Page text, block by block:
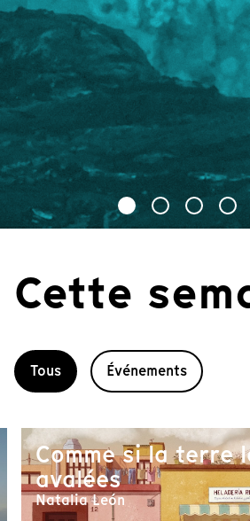
Cette
Tous Événements
Comme si la terre
avalées
Natalia León